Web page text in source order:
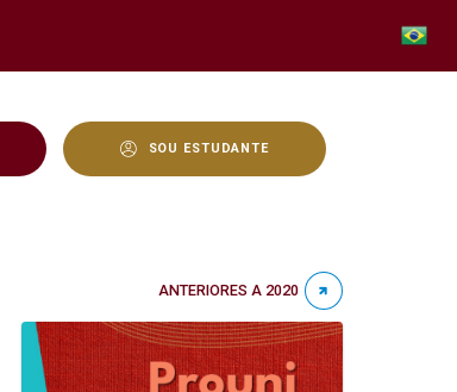
SOU ESTUDANTE
ANTERIORES A 2020